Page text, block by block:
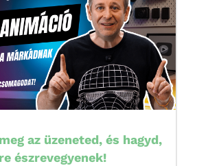
az üzeneted, és hagyd,
észrevegyenek!